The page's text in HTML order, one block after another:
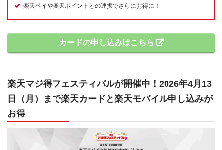
楽天ペイや楽天ポイントとの連携でさらにお得に！
カードの申し込みはこちら
楽天マジ得フェスティバルが開催中！2026年4月13
日（月）まで楽天カードと楽天モバイル申し込みが
お得